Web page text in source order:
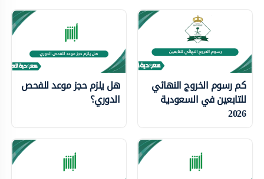
كم رسوم الخروج النهائي
للتابعين في السعودية
2026
هل يلزم حجز موعد للفحص
الدوري؟